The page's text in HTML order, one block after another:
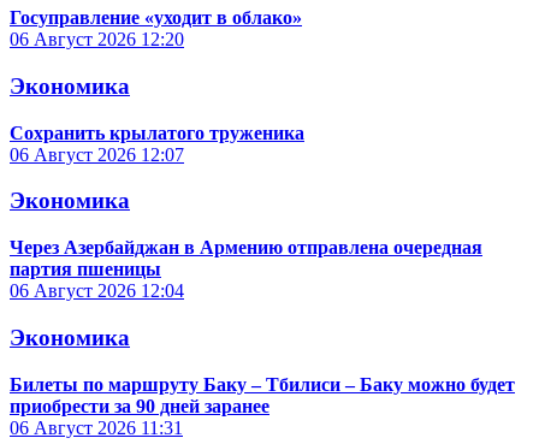
Госуправление «уходит в облако»
06 Август 2026 12:20
Экономика
Сохранить крылатого труженика
06 Август 2026 12:07
Экономика
Через Азербайджан в Армению отправлена очередная
партия пшеницы
06 Август 2026 12:04
Экономика
Билеты по маршруту Баку – Тбилиси – Баку можно будет
приобрести за 90 дней заранее
06 Август 2026 11:31